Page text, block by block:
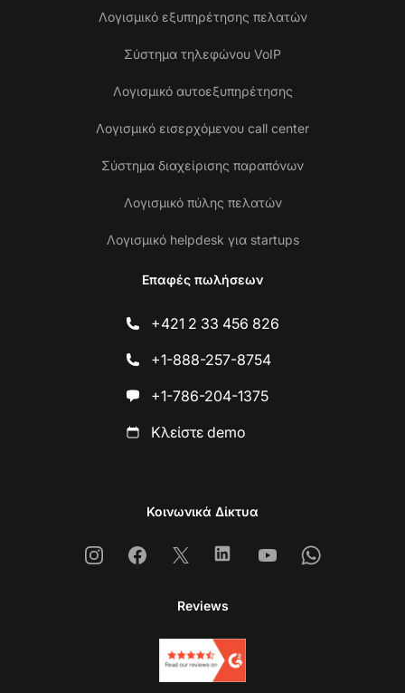
Λογισμικό εξυπηρέτησης πελατών
Σύστημα τηλεφώνου VoIP
Λογισμικό αυτοεξυπηρέτησης
Λογισμικό εισερχόμενου call center
Σύστημα διαχείρισης παραπόνων
Λογισμικό πύλης πελατών
Λογισμικό helpdesk για startups
Επαφές πωλήσεων
+421 2 33 456 826
+1-888-257-8754
+1-786-204-1375
Κλείστε demo
Κοινωνικά Δίκτυα
InstagramFacebook
X LinkedinYoutubeWhatsapp
Reviews